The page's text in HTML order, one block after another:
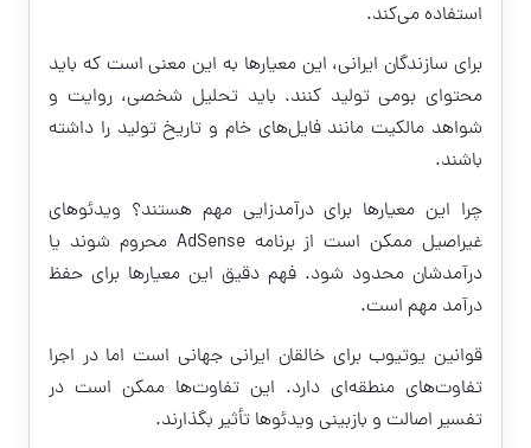
استفاده می‌کند.
برای سازندگان ایرانی، این معیارها به این معنی است که باید
محتوای بومی تولید کنند. باید تحلیل شخصی، روایت و
شواهد مالکیت مانند فایل‌های خام و تاریخ تولید را داشته
باشند.
چرا این معیارها برای درآمدزایی مهم هستند؟ ویدئوهای
غیراصیل ممکن است از برنامه AdSense محروم شوند یا
درآمدشان محدود شود. فهم دقیق این معیارها برای حفظ
درآمد مهم است.
قوانین یوتیوب برای خالقان ایرانی جهانی است اما در اجرا
تفاوت‌های منطقه‌ای دارد. این تفاوت‌ها ممکن است در
تفسیر اصالت و بازبینی ویدئوها تأثیر بگذارند.